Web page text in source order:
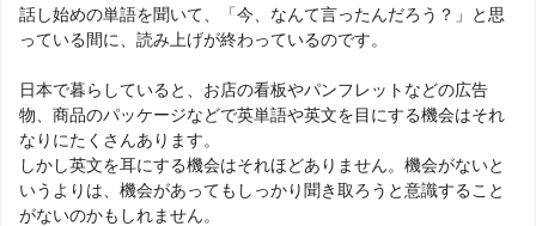
話し始めの単語を聞いて、「今、なんて言ったんだろう？」と思
っている間に、読み上げが終わっているのです。
日本で暮らしていると、お店の看板やパンフレットなどの広告
物、商品のパッケージなどで英単語や英文を目にする機会はそれ
なりにたくさんあります。
しかし英文を耳にする機会はそれほどありません。機会がないと
いうよりは、機会があってもしっかり聞き取ろうと意識すること
がないのかもしれません。